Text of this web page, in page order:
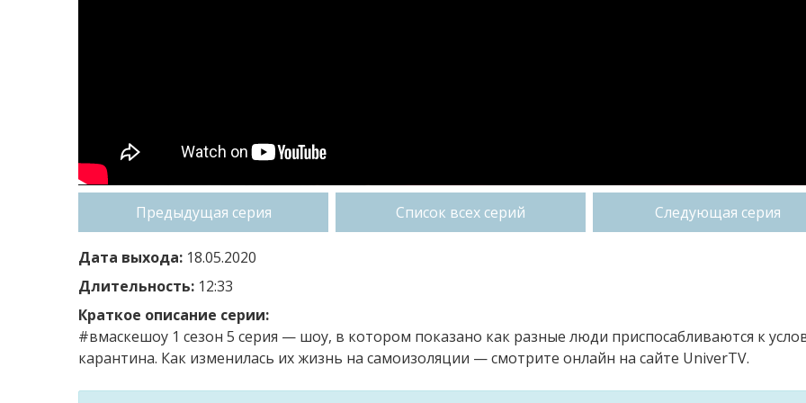
Предыдущая серия Список всех серий Следующая серия
Дата выхода: 18.05.2020
Длительность: 12:33
Краткое описание серии:
#вмаскешоу 1 сезон 5 серия — шоу, в котором показано как разные люди приспосабливаются к
карантина. Как изменилась их жизнь на самоизоляции — смотрите онлайн на сайте UniverTV.